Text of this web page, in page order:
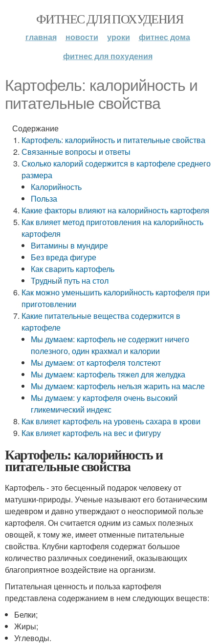
ФИТНЕС ДЛЯ ПОХУДЕНИЯ
главная новости уроки
фитнес дома
фитнес для похудения
Картофель: калорийность и
питательные свойства
Содержание
Картофель: калорийность и питательные свойства
Связанные вопросы и ответы
Сколько калорий содержится в картофеле среднего
размера
Калорийность
Польза
Какие факторы влияют на калорийность картофеля
Как влияет метод приготовления на калорийность
картофеля
Витамины в мундире
Без вреда фигуре
Как сварить картофель
Трудный путь на стол
Как можно уменьшить калорийность картофеля при
приготовлении
Какие питательные вещества содержится в
картофеле
Мы думаем: картофель не содержит ничего
полезного, один крахмал и калории
Мы думаем: от картофеля толстеют
Мы думаем: картофель тяжел для желудка
Мы думаем: картофель нельзя жарить на масле
Мы думаем: у картофеля очень высокий
гликемический индекс
Как влияет картофель на уровень сахара в крови
Как влияет картофель на вес и фигуру
Картофель: калорийность и
питательные свойства
Картофель - это бесценный подарок человеку от
матушки-природы. Ученые называют его ботаническим
шедевром и давно утверждают о неоспоримой пользе
картофеля. Он считается одним из самых полезных
овощей, к тому же, имеет отменные питательные
свойства. Клубни картофеля содержат большое
количество различных соединений, оказывающих
благоприятное воздействие на организм.
Питательная ценность и польза картофеля
представлена содержанием в нем следующих веществ:
Белки;
Жиры;
Углеводы.